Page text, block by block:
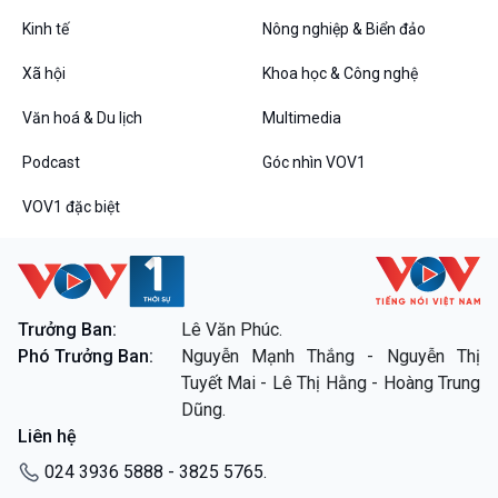
360 độ Sức khỏe
Tài nguyên và Môi trường
Chuyên gia của bạn
Xã hội chuyển động
Bước chân đến trường
Kết nối công nghệ
khí hậu
Văn hoá & Du lịch
Chát với người nổi tiếng
Câu chuyện Thể thao
Podcast
Góc nhìn VOV1
Bình luận
Kinh tế Nông nghiệp & Biển đảo
Xã hội Khoa học & Công nghệ
Văn hoá & Du lịch Multimedia
Podcast Góc nhìn VOV1
VOV1 đặc biệt
Trưởng Ban:
Lê Văn Phúc.
Phó Trưởng Ban:
Nguyễn Mạnh Thắng - Nguyễn Thị
Tuyết Mai - Lê Thị Hằng - Hoàng Trung
Dũng.
Liên hệ
024 3936 5888 - 3825 5765.